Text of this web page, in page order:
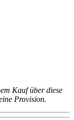
Kauf über diese
Provision.